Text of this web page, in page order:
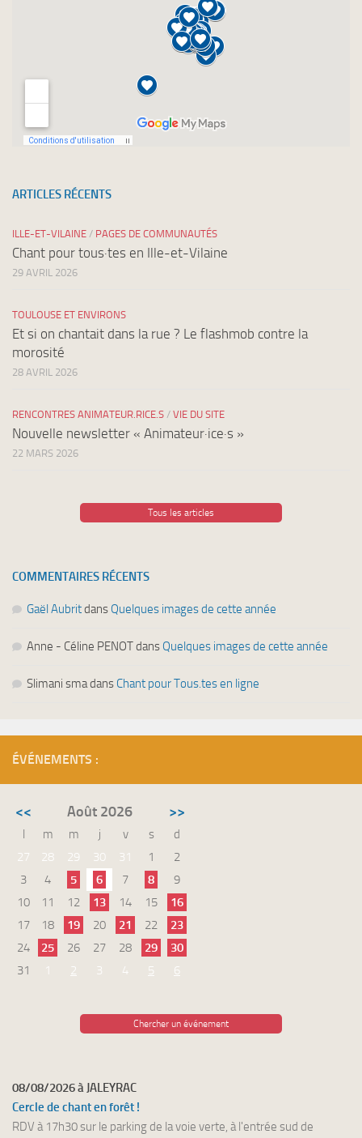
ARTICLES RÉCENTS
ILLE-ET-VILAINE / PAGES DE COMMUNAUTÉS
Chant pour tous·tes en Ille-et-Vilaine
29 AVRIL 2026
TOULOUSE ET ENVIRONS
Et si on chantait dans la rue ? Le flashmob contre la
morosité
28 AVRIL 2026
RENCONTRES ANIMATEUR.RICE.S / VIE DU SITE
Nouvelle newsletter « Animateur·ice·s »
22 MARS 2026
Tous les articles
COMMENTAIRES RÉCENTS
Gaël Aubritdans Quelques images de cette année
Anne - Céline PENOTdans Quelques images de cette année
Slimani smadans Chant pour Tous.tes en ligne
ÉVÉNEMENTS :
<< Août 2026 >>
l m m j v s
d
27
28 29 30 31 1
2
3
4 5 6 7 8
9
10
11 12 13 14 15
16
17
18 19 20 21 22
23
24
25 26 27 28 29
30
31
1 2 3 4 5 6
Chercher un événement
08/08/2026 à JALEYRAC
Cercle de chant en forêt !
RDV à 17h30 sur le parking de la voie verte, à l'entrée sud de